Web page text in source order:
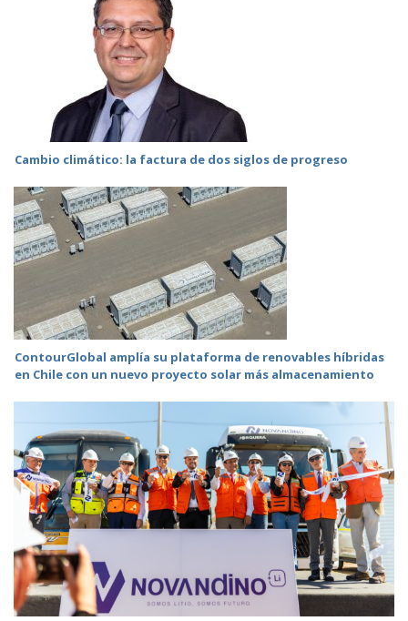
Cambio climático: la factura de dos siglos de progreso
ContourGlobal amplía su plataforma de renovables híbridas
en Chile con un nuevo proyecto solar más almacenamiento